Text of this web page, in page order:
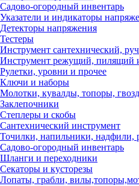
Садово-огородный инвентарь
Указатели и индикаторы
Детекторы напряжения
Тестеры
Инструмент сантехнический,
Инструмент режущий, пилящий
Рулетки, уровни и прочее
Ключи и наборы
Молотки, кувалды, топоры,
Заклепочники
Степлеры и скобы
Сантехнический инструмент
Точилки, напильники, надфили,
Садово-огородный инвентарь
Шланги и переходники
Секаторы и кусторезы
Лопаты, грабли,